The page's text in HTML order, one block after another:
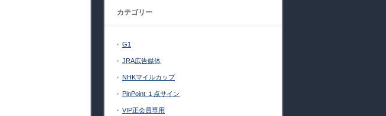
カテゴリー
G1
JRA広告媒体
NHKマイルカップ
PinPoint １点サイン
VIP正会員専用